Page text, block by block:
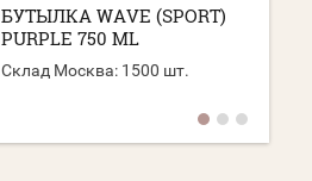
БУТЫЛКА WAVE (SPORT)
PURPLE 750 ML
Склад Москва: 1500 шт.